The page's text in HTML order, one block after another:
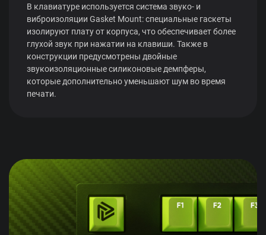
В клавиатуре используется система звуко- и
виброизоляции Gasket Mount: специальные гаскеты
изолируют плату от корпуса, что обеспечивает более
глухой звук при нажатии на клавиши. Также в
конструкции предусмотрены двойные
звукоизоляционные силиконовые демпферы,
которые дополнительно уменьшают шум во время
печати.